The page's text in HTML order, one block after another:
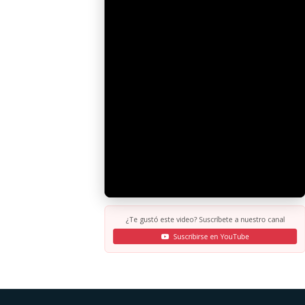
¿Te gustó este video? Suscríbete a nuestro canal
Suscribirse en YouTube